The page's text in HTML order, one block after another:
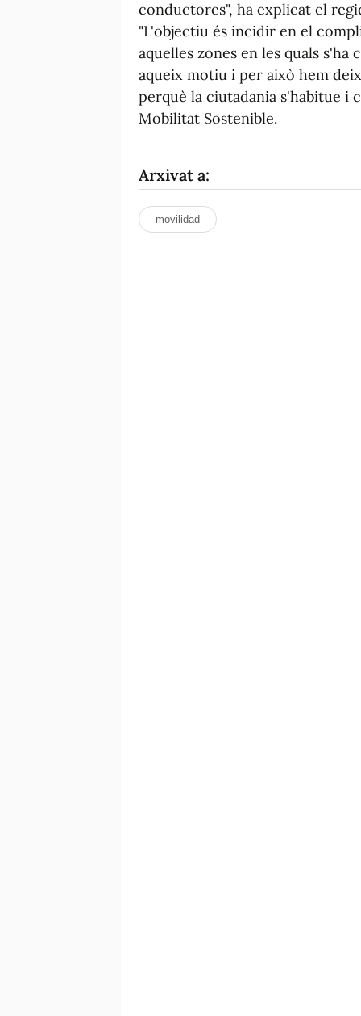
conductores", ha explicat el
"L'objectiu és incidir en el
aquelles zones en les quals
aqueix motiu i per això hem
perquè la ciutadania s'habitue i
Mobilitat Sostenible.
Arxivat a:
movilidad